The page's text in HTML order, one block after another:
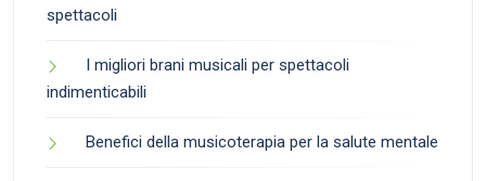
spettacoli
I migliori brani musicali per spettacoli
indimenticabili
Benefici della musicoterapia per la salute mentale